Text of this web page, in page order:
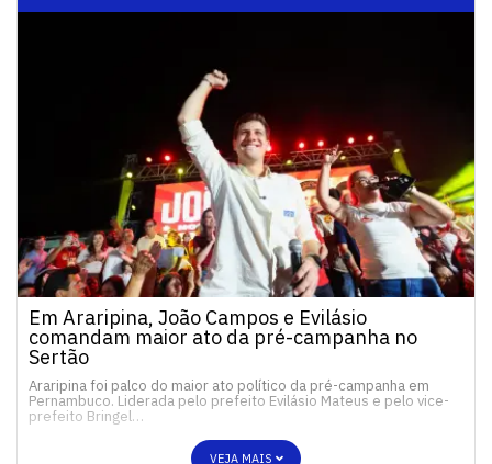
Em Araripina, João Campos e Evilásio
comandam maior ato da pré-campanha no
Sertão
Araripina foi palco do maior ato político da pré-campanha em
Pernambuco. Liderada pelo prefeito Evilásio Mateus e pelo vice-
prefeito Bringel…
VEJA MAIS